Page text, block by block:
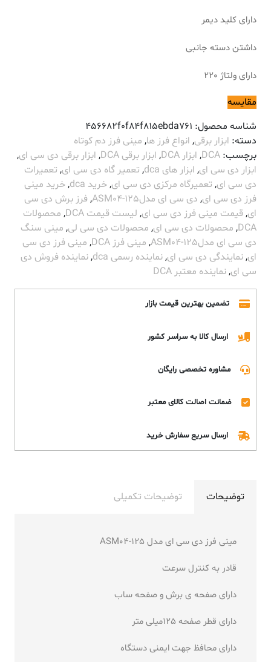
دارای کلید دیمر
داشتن دسته جانبی
دارای ولتاژ 220
مقایسه
شناسه محصول: 456682f0f84f815ebda761
دسته: ابزار برقی, انواع فرز ها, مینی فرز دم کوتاه
برچسب: DCA
, ابزار DCA , ابزار برقی DCA , ابزار برقی دی سی ای,
ابزار دی سی ای, ابزار های dca , تعمیر گاه دی سی ای, تعمیرات
دی سی ای, تعمیرگاه مرکزی دی سی ای,خرید dca ,خرید مینی
فرز دی سی ای, دی سی ای مدلASM04-125 , فرز برش دی سی
ای, قیمت مینی فرز دی سی ای, لیست قیمت DCA , محصولات
DCA
, محصولات دی سی ای, محصولات دی سی لی, مینی سنگ
دی سی ای مدلASM04-125
, مینی فرز DCA , مینی فرز دی سی
ای,نمایندگی دی سی ای,نماینده رسمی dca ,نماینده فروش دی
سی ای,نماینده معتبر DCA
تضمین بهترین قیمت بازار
ارسال کالا به سراسر کشور
مشاوره تخصصی رایگان
ضمانت اصالت کالای معتبر
ارسال سریع سفارش خرید
توضیحات توضیحات تکمیلی
مینی فرز دی سی ای مدل ASM04-125
قادر به کنترل سرعت
دارای صفحه ی برش و صفحه ساب
دارای قطر صفحه 125میلی متر
دارای محافظ جهت ایمنی دستگاه